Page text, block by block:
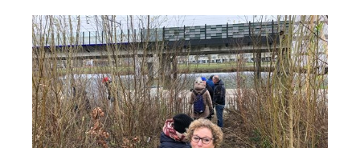
(verwijst
naar
een
andere
website)